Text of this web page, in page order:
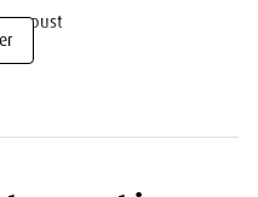
pust
spesialdesignede